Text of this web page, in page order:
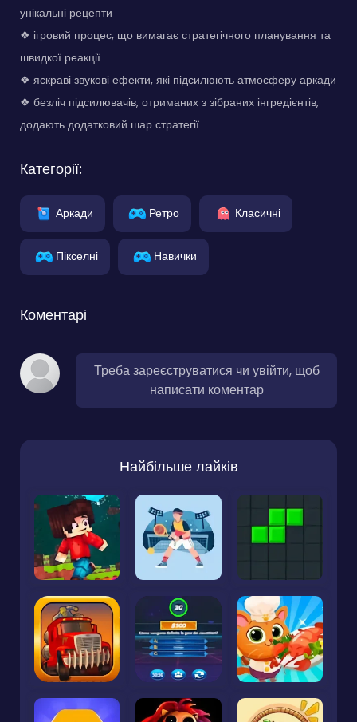
унікальні рецепти
❖ ігровий процес, що вимагає стратегічного планування та
швидкої реакції
❖ яскраві звукові ефекти, які підсилюють атмосферу аркади
❖ безліч підсилювачів, отриманих з зібраних інгредієнтів,
додають додатковий шар стратегії
Категорії:
Аркади Ретро Класичні
Пікселні Навички
Коментарі
Треба зареєструватися чи увійти, щоб
написати коментар
Найбільше лайків